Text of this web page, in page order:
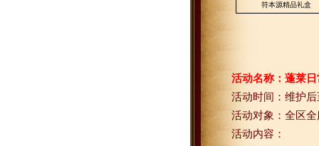
符本源精品礼盒
活动名称：蓬莱
活动时间：维护后
活动对象：全区全
活动内容：